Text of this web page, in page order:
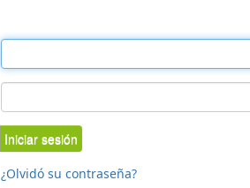
Iniciar sesión
¿Olvidó su contraseña?